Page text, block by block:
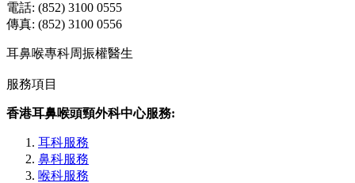
電話: (852) 3100 0555
傳真: (852) 3100 0556
耳鼻喉專科周振權醫生
服務項目
香港耳鼻喉頭頸外科中心服務:
耳科服務
鼻科服務
喉科服務